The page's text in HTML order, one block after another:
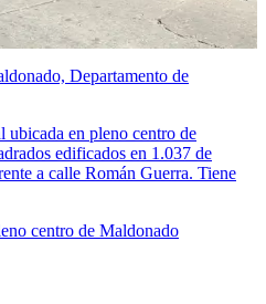
Departamento de
ubicada en pleno centro de
edificados en 1.037 de
a calle Román Guerra. Tiene
centro de Maldonado